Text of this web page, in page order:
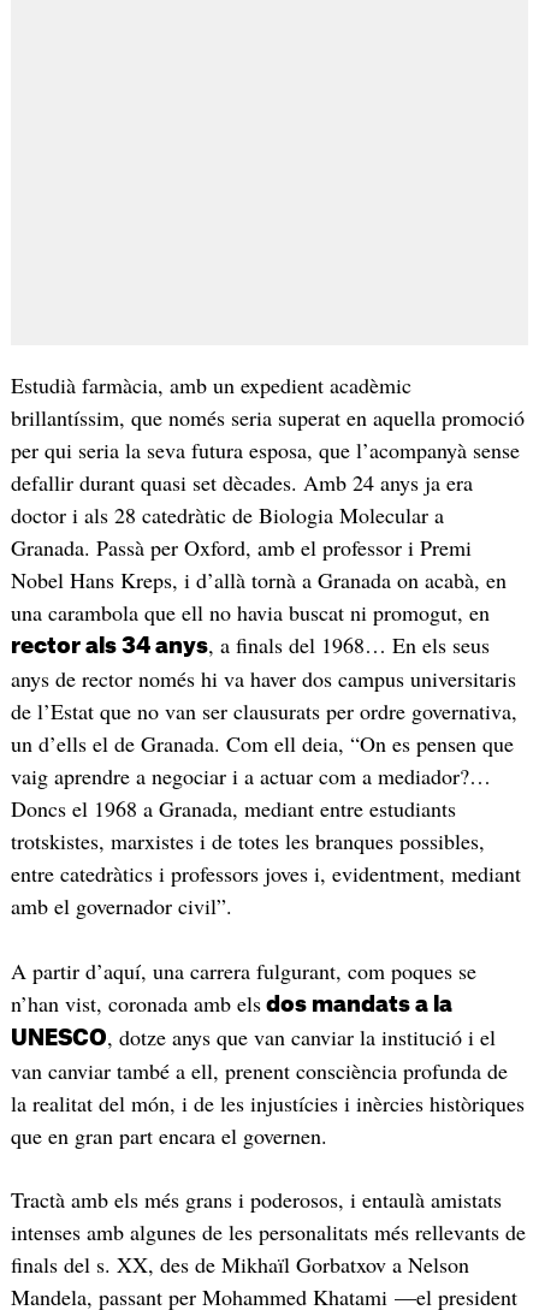
Estudià farmàcia, amb un expedient acadèmic
brillantíssim, que només seria superat en aquella promoció
per qui seria la seva futura esposa, que l’acompanyà sense
defallir durant quasi set dècades. Amb 24 anys ja era
doctor i als 28 catedràtic de Biologia Molecular a
Granada. Passà per Oxford, amb el professor i Premi
Nobel Hans Kreps, i d’allà tornà a Granada on acabà, en
una carambola que ell no havia buscat ni promogut, en
rector als 34 anys, a finals del 1968… En els seus
anys de rector només hi va haver dos campus universitaris
de l’Estat que no van ser clausurats per ordre governativa,
un d’ells el de Granada. Com ell deia, “On es pensen que
vaig aprendre a negociar i a actuar com a mediador?…
Doncs el 1968 a Granada, mediant entre estudiants
trotskistes, marxistes i de totes les branques possibles,
entre catedràtics i professors joves i, evidentment, mediant
amb el governador civil”.
A partir d’aquí, una carrera fulgurant, com poques se
n’han vist, coronada amb elsdos mandats a la
UNESCO, dotze anys que van canviar la institució i el
van canviar també a ell, prenent consciència profunda de
la realitat del món, i de les injustícies i inèrcies històriques
que en gran part encara el governen.
Tractà amb els més grans i poderosos, i entaulà amistats
intenses amb algunes de les personalitats més rellevants de
finals del s. XX, des de Mikhaïl Gorbatxov a Nelson
Mandela, passant per Mohammed Khatami —el president